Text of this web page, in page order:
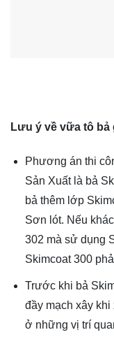
Lưu ý về vữa tô bả
Phương án thi
Sản Xuất là bả
bả thêm lớp
Sơn lót. Nếu
302 mà sử dụng
Skimcoat 300
Trước khi bả
đầy mạch xây
ở những vị trí